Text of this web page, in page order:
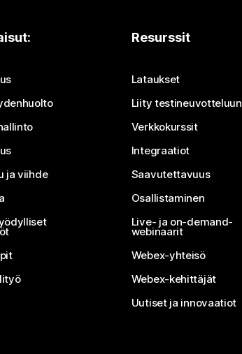
vastauksen?
kysymys
ja viihde
Resurssit
Lataukset
Liity testineuvotteluun
Verkkokurssit
Integraatiot
Saavutettavuus
Osallistaminen
Live- ja on-demand-
webinaarit
Webex-yhteisö
Webex-kehittäjät
Uutiset ja innovaatiot